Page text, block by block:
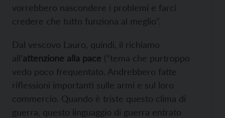
vorrebbero nascondere i problemi e farci
credere che tutto funziona al meglio”.
Dal vescovo Lauro, quindi, il richiamo
all’attenzione alla pace (“tema che purtroppo
vedo poco frequentato. Andrebbero fatte
riflessioni importanti sulle armi e sul loro
commercio. Quando è triste questo clima di
guerra, questo linguaggio di guerra entrato